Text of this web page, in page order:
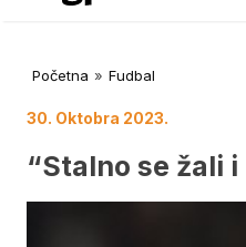
Početna » Fudbal
30. Oktobra 2023.
“Stalno se žali